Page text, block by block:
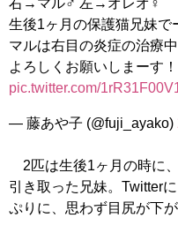
生後1ヶ月の保護猫兄妹で
マルは右目の炎症の治療中
よろしくお願いしまーす！
pic.twitter.com/
— 藤あや子 (@fuji_ayako)
2匹は生後1ヶ月の時に
引き取った兄妹。Twitter
ぷりに、思わず目尻が下